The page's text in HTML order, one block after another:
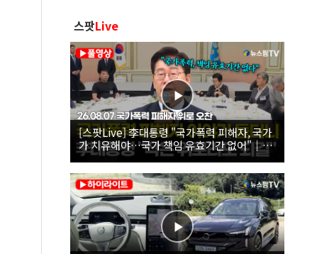
스팟Live
[스팟Live] 李대통령 "국가폭력 피해자, 국가
가 치유해야…국가 책임 유효기간 없어"｜
26.08.07 국가폭력 피해자 위로 오찬